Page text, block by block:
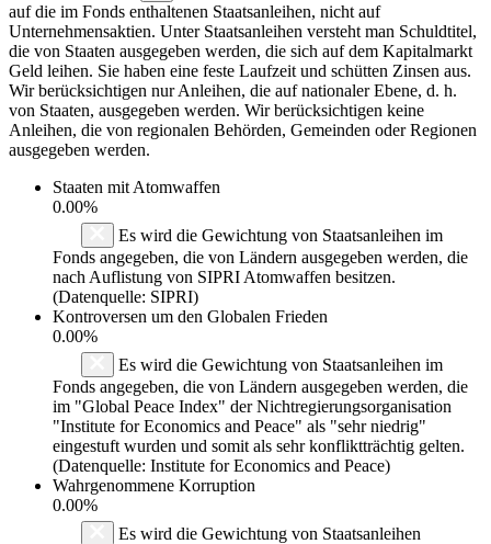
auf die im Fonds enthaltenen Staatsanleihen, nicht auf
Unternehmensaktien. Unter Staatsanleihen versteht man Schuldtitel,
die von Staaten ausgegeben werden, die sich auf dem Kapitalmarkt
Geld leihen. Sie haben eine feste Laufzeit und schütten Zinsen aus.
Wir berücksichtigen nur Anleihen, die auf nationaler Ebene, d. h.
von Staaten, ausgegeben werden. Wir berücksichtigen keine
Anleihen, die von regionalen Behörden, Gemeinden oder Regionen
ausgegeben werden.
Staaten mit Atomwaffen
0.00%
Es wird die Gewichtung von Staatsanleihen im
Fonds angegeben, die von Ländern ausgegeben werden, die
nach Auflistung von SIPRI Atomwaffen besitzen.
(Datenquelle: SIPRI)
Kontroversen um den Globalen Frieden
0.00%
Es wird die Gewichtung von Staatsanleihen im
Fonds angegeben, die von Ländern ausgegeben werden, die
im "Global Peace Index" der Nichtregierungsorganisation
"Institute for Economics and Peace" als "sehr niedrig"
eingestuft wurden und somit als sehr konfliktträchtig gelten.
(Datenquelle: Institute for Economics and Peace)
Wahrgenommene Korruption
0.00%
Es wird die Gewichtung von Staatsanleihen